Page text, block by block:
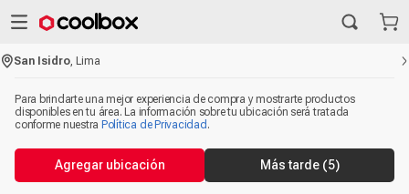
San Isidro ,Lima
Para brindarte una mejor experiencia de compra y mostrarte productos
disponibles en tu área. La información sobre tu ubicación será tratada
conforme nuestra Política de Privacidad .
Agregar ubicación Más tarde (5)